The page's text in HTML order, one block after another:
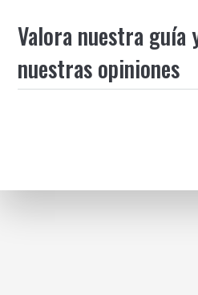
Valora nuestra guía
nuestras opiniones